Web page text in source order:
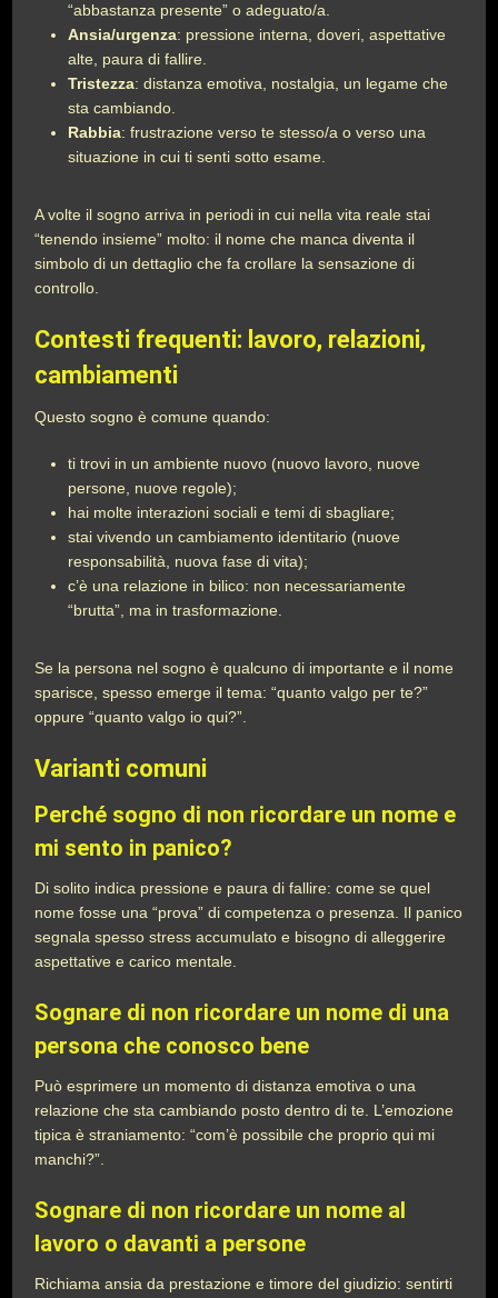
“abbastanza presente” o adeguato/a.
Ansia/urgenza: pressione interna, doveri, aspettative
alte, paura di fallire.
Tristezza: distanza emotiva, nostalgia, un legame che
sta cambiando.
Rabbia: frustrazione verso te stesso/a o verso una
situazione in cui ti senti sotto esame.
A volte il sogno arriva in periodi in cui nella vita reale stai
“tenendo insieme” molto: il nome che manca diventa il
simbolo di un dettaglio che fa crollare la sensazione di
controllo.
Contesti frequenti: lavoro, relazioni,
cambiamenti
Questo sogno è comune quando:
ti trovi in un ambiente nuovo (nuovo lavoro, nuove
persone, nuove regole);
hai molte interazioni sociali e temi di sbagliare;
stai vivendo un cambiamento identitario (nuove
responsabilità, nuova fase di vita);
c’è una relazione in bilico: non necessariamente
“brutta”, ma in trasformazione.
Se la persona nel sogno è qualcuno di importante e il nome
sparisce, spesso emerge il tema: “quanto valgo per te?”
oppure “quanto valgo io qui?”.
Varianti comuni
Perché sogno di non ricordare un nome e
mi sento in panico?
Di solito indica pressione e paura di fallire: come se quel
nome fosse una “prova” di competenza o presenza. Il panico
segnala spesso stress accumulato e bisogno di alleggerire
aspettative e carico mentale.
Sognare di non ricordare un nome di una
persona che conosco bene
Può esprimere un momento di distanza emotiva o una
relazione che sta cambiando posto dentro di te. L’emozione
tipica è straniamento: “com’è possibile che proprio qui mi
manchi?”.
Sognare di non ricordare un nome al
lavoro o davanti a persone
Richiama ansia da prestazione e timore del giudizio: sentirti